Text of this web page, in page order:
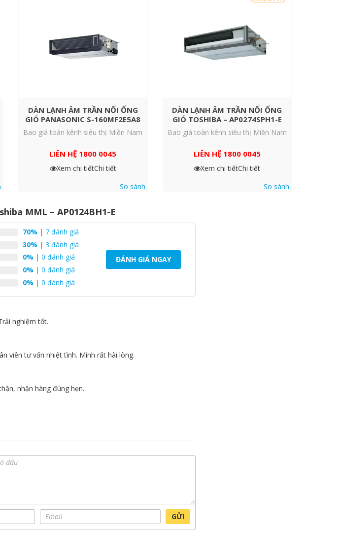
kiệm hiệu quả.
DÀN LẠNH ÂM TRẦN NỐI ỐNG
GIÓ PANASONIC S-160MF2E5A8
Bao giá toàn kênh siêu thị Miền Nam
LIÊN HỆ 1800 0045
Xem chi tiếtChi tiết
So sánh
DÀN LẠNH ÂM TRẦN NỐI ỐNG
GIÓ TOSHIBA – AP0274SPH1-E
Bao giá toàn kênh siêu thị Miền Nam
LIÊN HỆ 1800 0045
Xem chi tiếtChi tiết
So sánh
MML – AP0124BH1-E
70% | 7 đánh giá
30% | 3 đánh giá
0% | 0 đánh giá
0% | 0 đánh giá
0% | 0 đánh giá
ĐÁNH GIÁ NGAY
nghiệm tốt.
viên tư vấn nhiệt tình. Mình rất hài lòng.
nhận hàng đúng hẹn.
GỬI